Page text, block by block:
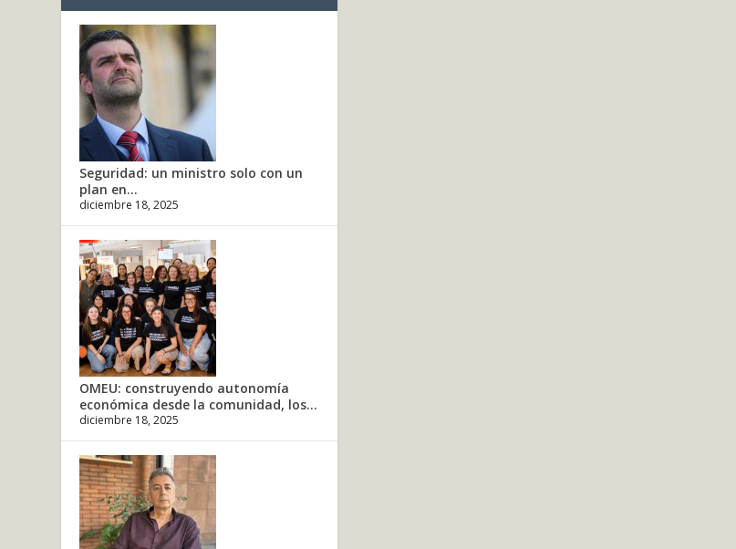
Seguridad: un ministro solo con un
plan en...
diciembre 18, 2025
OMEU: construyendo autonomía
económica desde la comunidad, los...
diciembre 18, 2025